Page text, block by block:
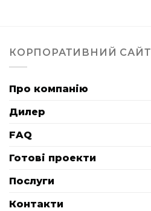
КОРПОРАТИВНИЙ САЙТ
Про компанію
Дилер
FAQ
Готові проекти
Послуги
Контакти